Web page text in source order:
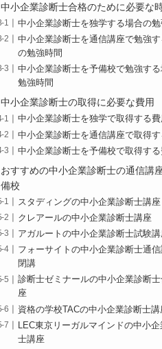
中小企業診断士合格のために必要な
中小企業診断士を独学する場合の勉
中小企業診断士を通信講座で勉強
の勉強時間
中小企業診断士を予備校で勉強す
勉強時間
中小企業診断士の取得に必要な費用
中小企業診断士を独学で取得する費
中小企業診断士を通信講座で取得す
中小企業診断士を予備校で取得する
おすすめの中小企業診断士の通信講
備校
スタディングの中小企業診断士講座
クレアールの中小企業診断士講座
アガルートの中小企業診断士試験講
フォーサイトの中小企業診断士通
閉講
診断士ゼミナールの中小企業診断
座
資格の学校TACの中小企業診断士講
LEC東京リーガルマインドの中小
士講座